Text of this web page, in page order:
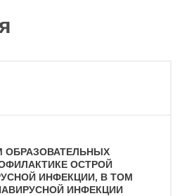
ОБРАЗОВАТЕЛЬНЫХ
ОСТРОЙ
ИНФЕКЦИИ, В ТОМ
ИНФЕКЦИИ